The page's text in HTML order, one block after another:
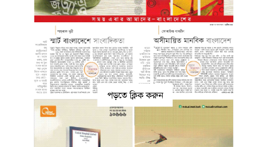
পড়তে ক্লিক করুন